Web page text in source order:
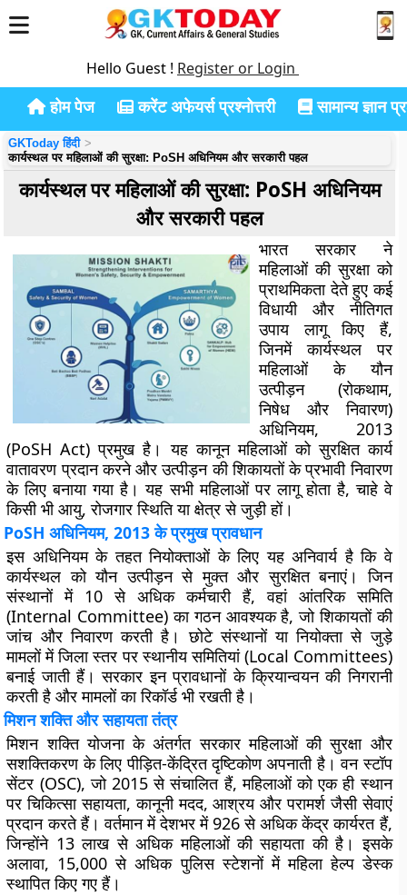
Hello Guest ! Register or Login
होम पेज करेंट अफेयर्स प्रश्नोत्तरी सामान्य ज्ञान
GKToday हिंदी
कार्यस्थल पर महिलाओं की सुरक्षा: PoSH अधिनियम और सरकारी पहल
कार्यस्थल पर महिलाओं की सुरक्षा: PoSH अधिनियम
और सरकारी पहल
भारत सरकार ने
महिलाओं की सुरक्षा को
प्राथमिकता देते हुए कई
विधायी और नीतिगत
उपाय लागू किए हैं,
जिनमें कार्यस्थल पर
महिलाओं के यौन
उत्पीड़न (रोकथाम,
निषेध और निवारण)
अधिनियम, 2013
(PoSH Act) प्रमुख है। यह कानून महिलाओं को सुरक्षित कार्य
वातावरण प्रदान करने और उत्पीड़न की शिकायतों के प्रभावी निवारण
के लिए बनाया गया है। यह सभी महिलाओं पर लागू होता है, चाहे वे
किसी भी आयु, रोजगार स्थिति या क्षेत्र से जुड़ी हों।
PoSH अधिनियम, 2013 के प्रमुख प्रावधान
इस अधिनियम के तहत नियोक्ताओं के लिए यह अनिवार्य है कि वे
कार्यस्थल को यौन उत्पीड़न से मुक्त और सुरक्षित बनाएं। जिन
संस्थानों में 10 से अधिक कर्मचारी हैं, वहां आंतरिक समिति
(Internal Committee) का गठन आवश्यक है, जो शिकायतों की
जांच और निवारण करती है। छोटे संस्थानों या नियोक्ता से जुड़े
मामलों में जिला स्तर पर स्थानीय समितियां (Local Committees)
बनाई जाती हैं। सरकार इन प्रावधानों के क्रियान्वयन की निगरानी
करती है और मामलों का रिकॉर्ड भी रखती है।
मिशन शक्ति और सहायता तंत्र
मिशन शक्ति योजना के अंतर्गत सरकार महिलाओं की सुरक्षा और
सशक्तिकरण के लिए पीड़ित-केंद्रित दृष्टिकोण अपनाती है। वन स्टॉप
सेंटर (OSC), जो 2015 से संचालित हैं, महिलाओं को एक ही स्थान
पर चिकित्सा सहायता, कानूनी मदद, आश्रय और परामर्श जैसी सेवाएं
प्रदान करते हैं। वर्तमान में देशभर में 926 से अधिक केंद्र कार्यरत हैं,
जिन्होंने 13 लाख से अधिक महिलाओं की सहायता की है। इसके
अलावा, 15,000 से अधिक पुलिस स्टेशनों में महिला हेल्प डेस्क
स्थापित किए गए हैं।